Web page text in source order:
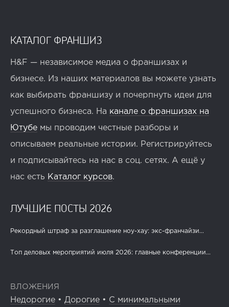
КАТАЛОГ ФРАНШИЗ
H&F — независимое медиа о франшизах и
бизнесе. Из наших материалов вы можете узнать
как выбирать франшизу и почерпнуть идеи для
успешного бизнеса. На канале о франшизах на
Ютубе мы проводим честные разборы и
описываем реальные истории. Регистрируйтесь
и подписывайтесь на нас в соц. сетях. А ещё у
нас есть Каталог курсов.
ЛУЧШИЕ ПОСТЫ 2026
Рекордный штраф за разглашение ноу-хау: экс-франчайзи...
Топ деловых мероприятий июля 2026: главные конференции...
ВЛОЖЕНИЯ
Недорогие • Дорогие • С минимальными